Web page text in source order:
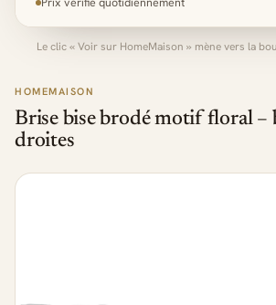
HOMEMAISON
Brise bise brodé motif floral –
droites
Le clic « Voir sur HomeMaison » mène vers la